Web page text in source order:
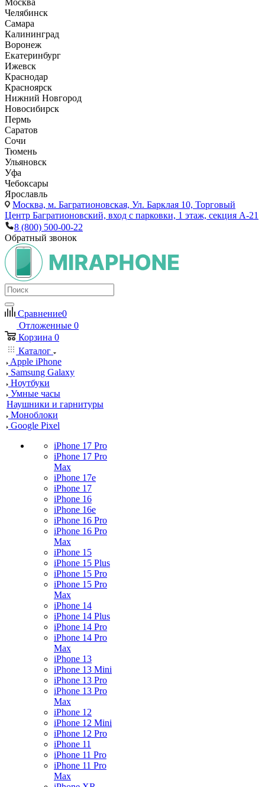
Москва
Челябинск
Самара
Калининград
Воронеж
Екатеринбург
Ижевск
Краснодар
Красноярск
Нижний Новгород
Новосибирск
Пермь
Саратов
Сочи
Тюмень
Ульяновск
Уфа
Чебоксары
Ярославль
Москва, м. Багратионовская, Ул. Барклая 10, Торговый
Центр Багратионовский, вход с парковки, 1 этаж, секция А-21
8 (800) 500-00-22
Обратный звонок
Сравнение0
Отложенные 0
Корзина 0
Каталог
Apple iPhone
Samsung Galaxy
Ноутбуки
Умные часы
Наушники и гарнитуры
Моноблоки
Google Pixel
iPhone 17 Pro
iPhone 17 Pro
Max
iPhone 17e
iPhone 17
iPhone 16
iPhone 16e
iPhone 16 Pro
iPhone 16 Pro
Max
iPhone 15
iPhone 15 Plus
iPhone 15 Pro
iPhone 15 Pro
Max
iPhone 14
iPhone 14 Plus
iPhone 14 Pro
iPhone 14 Pro
Max
iPhone 13
iPhone 13 Mini
iPhone 13 Pro
iPhone 13 Pro
Max
iPhone 12
iPhone 12 Mini
iPhone 12 Pro
iPhone 11
iPhone 11 Pro
iPhone 11 Pro
Max